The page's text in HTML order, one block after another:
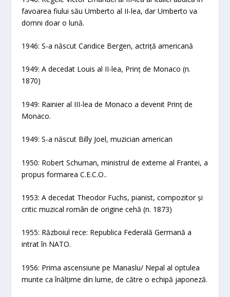
favoarea fiului său Umberto al II-lea, dar Umberto va
domni doar o lună.
1946: S-a născut Candice Bergen, actriță americană
1949: A decedat Louis al II-lea, Prinț de Monaco (n.
1870)
1949: Rainier al III-lea de Monaco a devenit Prinț de
Monaco.
1949: S-a născut Billy Joel, muzician american
1950: Robert Schuman, ministrul de externe al Frantei, a
propus formarea C.E.C.O..
1953: A decedat Theodor Fuchs, pianist, compozitor și
critic muzical român de origine cehă (n. 1873)
1955: Războiul rece: Republica Federală Germană a
intrat în NATO.
1956: Prima ascensiune pe Manaslu/ Nepal al optulea
munte ca înălțime din lume, de către o echipă japoneză.